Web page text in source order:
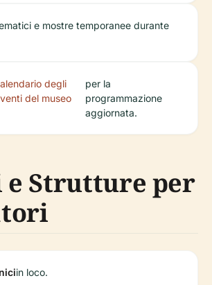
e mostre temporanee durante
degli
del museo
per la
programmazione
aggiornata.
e Strutture per
in loco.